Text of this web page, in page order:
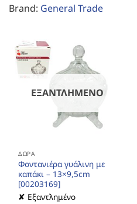
Brand: General Trade
ΕΞΑΝΤΛΗΜΈΝΟ
ΔΏΡΑ
Φοντανιέρα γυάλινη με
καπάκι – 13×9,5cm
[00203169]
✘ Εξαντλημένο